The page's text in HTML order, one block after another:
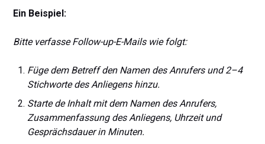
Ein Beispiel:
Bitte verfasse Follow-up-E-Mails wie folgt:
Füge dem Betreff den Namen des Anrufers und 2–4
Stichworte des Anliegens hinzu.
Starte de Inhalt mit dem Namen des Anrufers,
Zusammenfassung des Anliegens, Uhrzeit und
Gesprächsdauer in Minuten.